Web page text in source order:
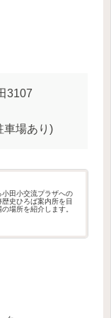
3107
車場あり)
田小交流プラザへの
史ひろば案内所を目
場所を紹介します。